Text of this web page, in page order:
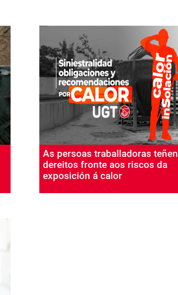
As persoas traballadoras teñen
dereitos fronte aos riscos da
exposición á calor